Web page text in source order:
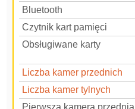
Bluetooth
Czytnik kart pamięci
Obsługiwane karty
Liczba kamer przednich
Liczba kamer tylnych